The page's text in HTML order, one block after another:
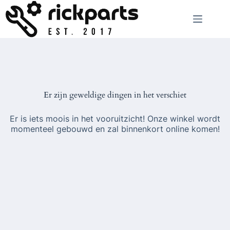
naar
de
inhoud
Er zijn geweldige dingen in het verschiet
Er is iets moois in het vooruitzicht! Onze winkel wordt
momenteel gebouwd en zal binnenkort online komen!